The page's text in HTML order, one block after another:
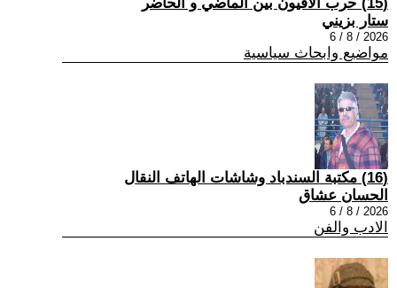
ستار بزيني
2026 / 8 / 6
مواضيع وابحاث سياسية
(16) مكتبة السندباد وشاشات الهاتف النقال
الحسان عشاق
2026 / 8 / 6
الادب والفن